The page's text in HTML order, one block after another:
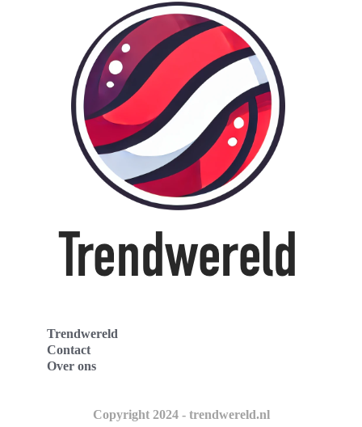
Trendwereld
Contact
Over ons
Copyright 2024 - trendwereld.nl